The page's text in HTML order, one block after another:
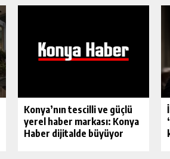
Konya’nın tescilli ve güçlü
yerel haber markası: Konya
Haber dijitalde büyüyor